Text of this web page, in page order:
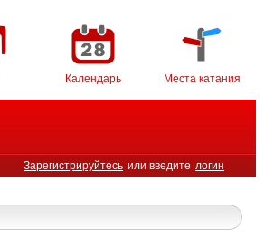
Календарь Места катания
Зарегистрируйтесь или введите логин